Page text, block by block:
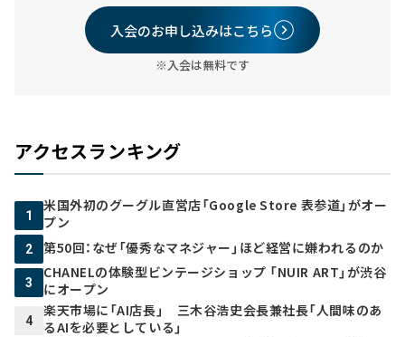
入会のお申し込みはこちら
※入会は無料です
アクセスランキング
1
米国外初のグーグル直営店「Google Store 表参道」がオー
プン
2 第50回：なぜ「優秀なマネジャー」ほど経営に嫌われるのか
3
CHANELの体験型ビンテージショップ 「NUIR ART」が渋谷
にオープン
4
楽天市場に「AI店長」 三木谷浩史会長兼社長「人間味のあ
るAIを必要としている」